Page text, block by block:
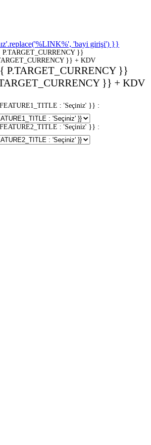
'bayi girişi') }}
}}
}} + KDV
P.TARGET_CURRENCY }}
}} + KDV
: 'Seçiniz' }} :
: 'Seçiniz' }} :